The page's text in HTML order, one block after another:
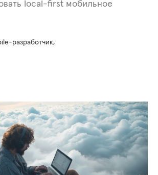
local-first мобильное
разработчик,